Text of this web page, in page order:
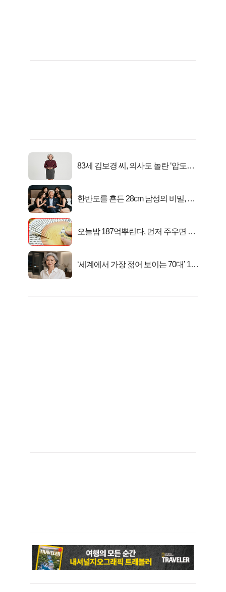
83세 김보경 씨, 의사도 놀란 ‘압도적
한반도를 흔든 28cm 남성의 비밀, 매
오늘밤 187억뿌린다, 먼저 주우면 최
‘세계에서 가장 젊어 보이는 70대’ 1위